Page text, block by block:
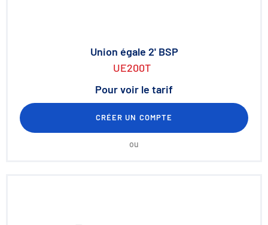
Union égale 2' BSP
UE200T
Pour voir le tarif
CRÉER UN COMPTE
ou